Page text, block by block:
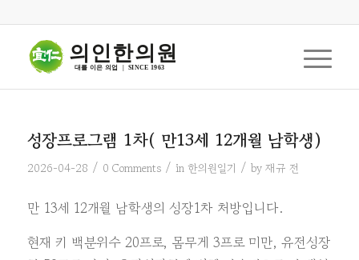
의인한의원
대를 이은 의업  |  SINCE 1963
성장프로그램 1차( 만13세 12개월 남학생)
2026-04-28 / 0 Comments / in 한의원일기 / by 재규 전
만 13세 12개월 남학생의 성장1차 처방입니다.
현재 키 백분위수 20프로, 몸무게 3프로 미만, 유전성장